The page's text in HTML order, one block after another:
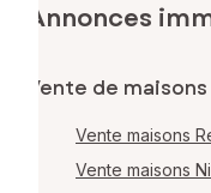
Annonces
Vente de maisons
Vente maisons
Vente maisons